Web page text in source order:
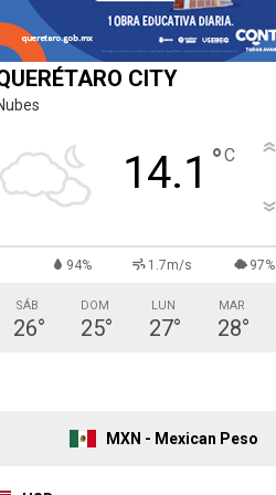
CITY
14.1 °C
94% 1.7m/s 97%
SÁB
26°
DOM
25°
LUN
27°
MAR
28°
MXN - Mexican Peso